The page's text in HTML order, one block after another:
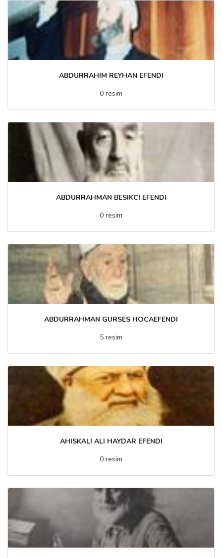
ABDURRAHIM REYHAN EFENDI
0 resim
ABDURRAHMAN BESIKCI EFENDI
0 resim
ABDURRAHMAN GURSES HOCAEFENDI
5 resim
AHISKALI ALI HAYDAR EFENDI
0 resim